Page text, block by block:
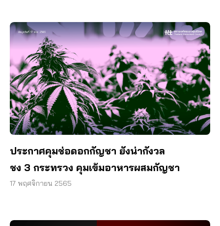
ประกาศคุมช่อดอกกัญชา ยังน่ากังวล
ชง 3 กระทรวง คุมเข้มอาหารผสมกัญชา
17 พฤศจิกายน 2565